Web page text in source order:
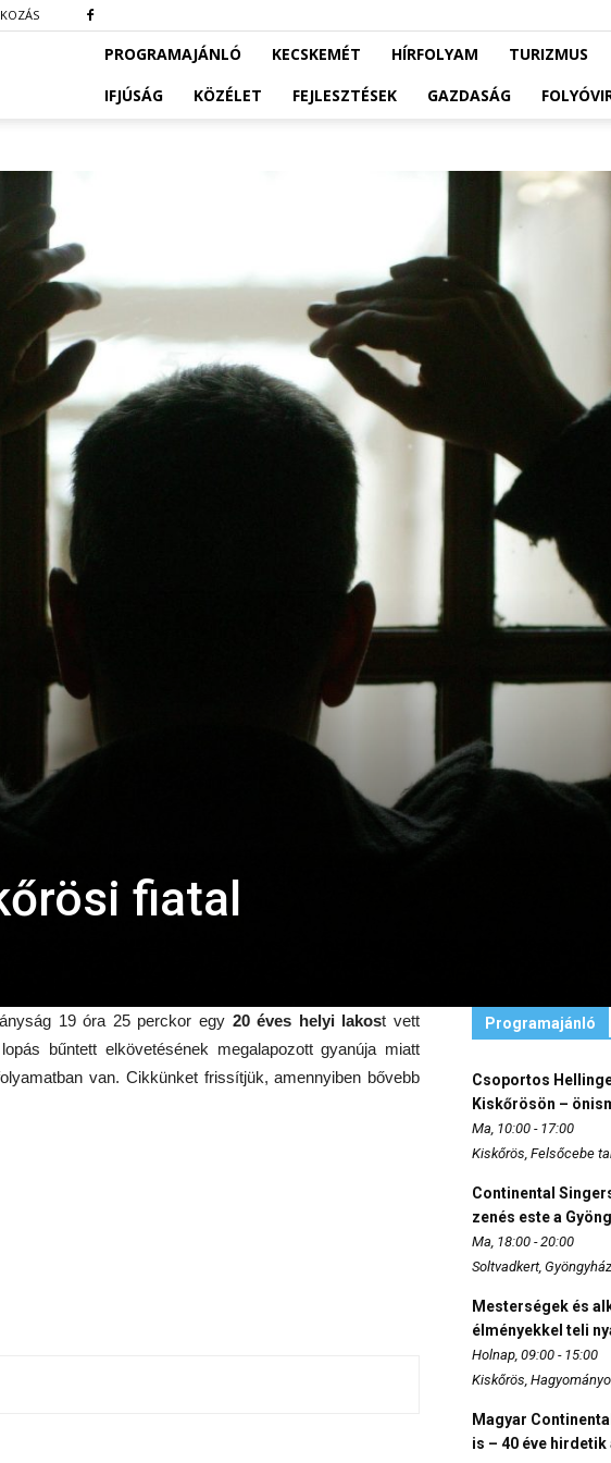
PROGRAMAJÁNLÓ KECSKEMÉT HÍRFOLYAM TURIZMUS
IFJÚSÁG
KÖZÉLET FEJLESZTÉSEK GAZDASÁG
fiatal
19 óra 25 perckor egy 20 éves helyi lakost vett
bűntett elkövetésének megalapozott gyanúja miatt
van. Cikkünket frissítjük, amennyiben bővebb
Programajánló
Csoportos
Kiskőrösön –
Ma, 10:00 - 17:00
Kiskőrös, Felsőcebe
Continental
zenés este a
Ma, 18:00 - 20:00
Soltvadkert,
Mesterségek és
élményekkel teli
Holnap, 09:00 - 15:00
Kiskőrös,
Magyar
is – 40 éve hirdetik